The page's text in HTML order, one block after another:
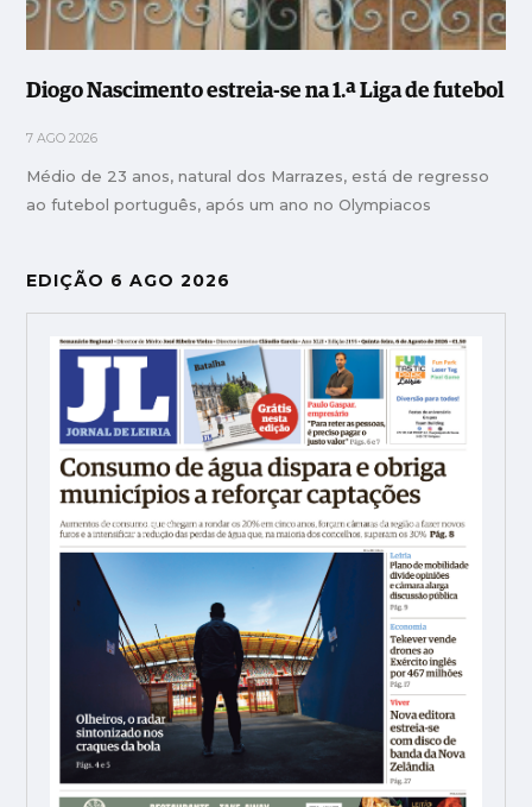
Diogo Nascimento estreia-se na 1.ª Liga de futebol
7 AGO 2026
Médio de 23 anos, natural dos Marrazes, está de regresso
ao futebol português, após um ano no Olympiacos
EDIÇÃO 6 AGO 2026